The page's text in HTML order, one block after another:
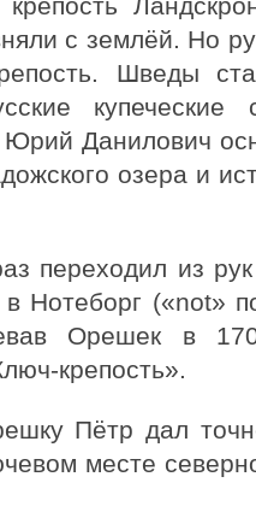
с землёй. Но
Шведы
Юрий Данилович
озера и
переходил из
Нотеборг («not»
Орешек в
крепость».
Пётр дал
месте